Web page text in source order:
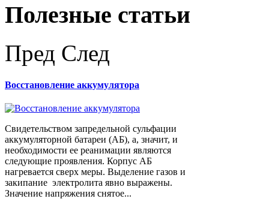
Полезные статьи
Пред След
Восстановление аккумулятора
Свидетельством запредельной сульфации
аккумуляторной батареи (АБ), а, значит, и
необходимости ее реанимации являются
следующие проявления. Корпус АБ
нагревается сверх меры. Выделение газов и
закипание электролита явно выражены.
Значение напряжения снятое...